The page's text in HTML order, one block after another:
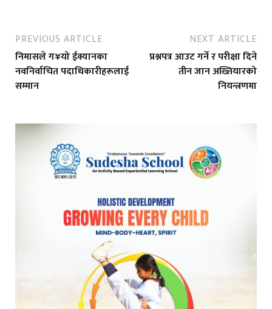
PREVIOUS ARTICLE
निमासले ग¥यो ईक्यानका
नवनिर्वाचित पदाधिकारीहरूलाई
सम्मान
NEXT ARTICLE
प्रश्नपत्र आउट गर्ने र परीक्षा दिने
तीन जान अख्तियारको
नियन्त्रणमा